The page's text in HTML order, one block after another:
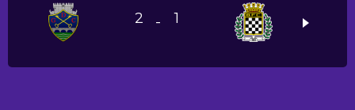
2 - 1